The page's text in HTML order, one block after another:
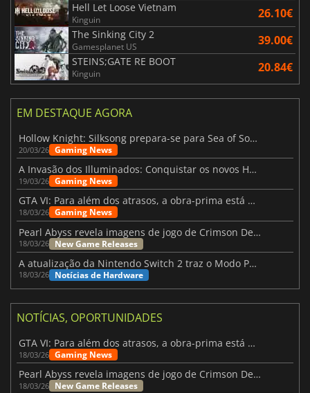
Hell Let Loose Vietnam
Kinguin 26.10€
The Sinking City 2
Gamesplanet US 39.00€
STEINS;GATE RE BOOT
Kinguin 20.84€
EM DESTAQUE AGORA
Hollow Knight: Silksong prepara-se para Sea of Sorrow com um patch
20/03/26 Gaming News
A Invasão dos Illuminados: Conquistar os novos Helldivers 2 Atualização!
19/03/26 Gaming News
GTA VI: Para além dos atrasos, a obra-prima está quase a chegar
18/03/26 Gaming News
Pearl Abyss revela imagens de jogo de Crimson Desert para a PS5
18/03/26 New Game Releases
A atualização da Nintendo Switch 2 traz o Modo Portátil aos jogos mais antigos da Switch
18/03/26 Notícias de Hardware
NOTÍCIAS, OPORTUNIDADES
GTA VI: Para além dos atrasos, a obra-prima está quase a chegar
18/03/26 Gaming News
Pearl Abyss revela imagens de jogo de Crimson Desert para a PS5
18/03/26 New Game Releases